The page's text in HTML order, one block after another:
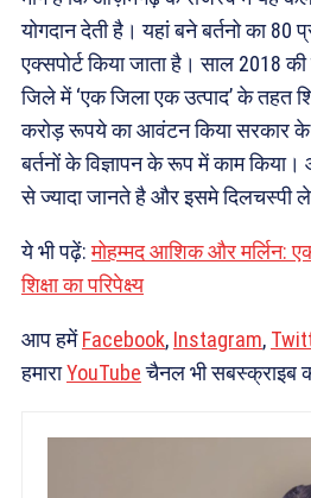
योगदान देती है। यहां बने बर्तनो का 80
एक्सपोर्ट किया जाता है। साल 2018
जिले में ‘एक जिला एक उत्पाद’ के तहत
करोड़ रूपये का आवंटन किया सरकार के
बर्तनों के विज्ञापन के रूप में काम
से ज्यादा जानते है और इसमे दिलचस्पी
ये भी पढ़ें:मोहम्मद आशिक और मर्लिन:
शिक्षा का परिपेक्ष्य
आप हमेंFacebook, Instagram,
हमाराYouTubeचैनल भी सबस्क्राइब